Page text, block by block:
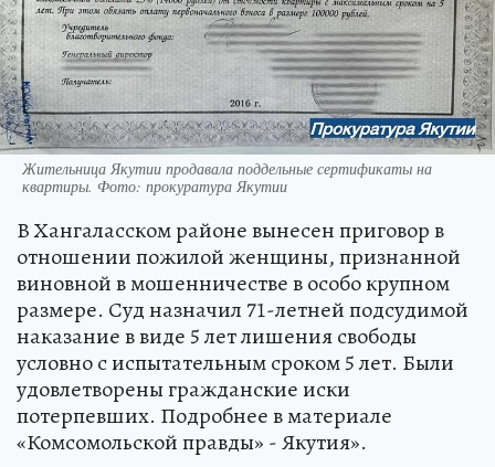
Жительница Якутии продавала поддельные сертификаты на
квартиры. Фото: прокуратура Якутии
В Хангаласском районе вынесен приговор в
отношении пожилой женщины, признанной
виновной в мошенничестве в особо крупном
размере. Суд назначил 71-летней подсудимой
наказание в виде 5 лет лишения свободы
условно с испытательным сроком 5 лет. Были
удовлетворены гражданские иски
потерпевших. Подробнее в материале
«Комсомольской правды» - Якутия».